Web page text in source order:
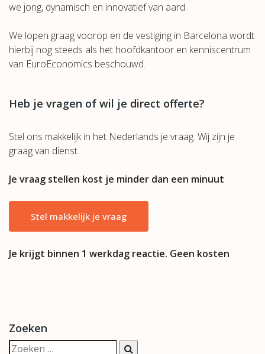
we jong, dynamisch en innovatief van aard.
We lopen graag voorop en de vestiging in Barcelona wordt
hierbij nog steeds als het hoofdkantoor en kenniscentrum
van EuroEconomics beschouwd.
Heb je vragen of wil je direct offerte?
Stel ons makkelijk in het Nederlands je vraag. Wij zijn je
graag van dienst.
Je vraag stellen kost je minder dan een minuut
Stel makkelijk je vraag
Je krijgt binnen 1 werkdag reactie. Geen kosten
Zoeken